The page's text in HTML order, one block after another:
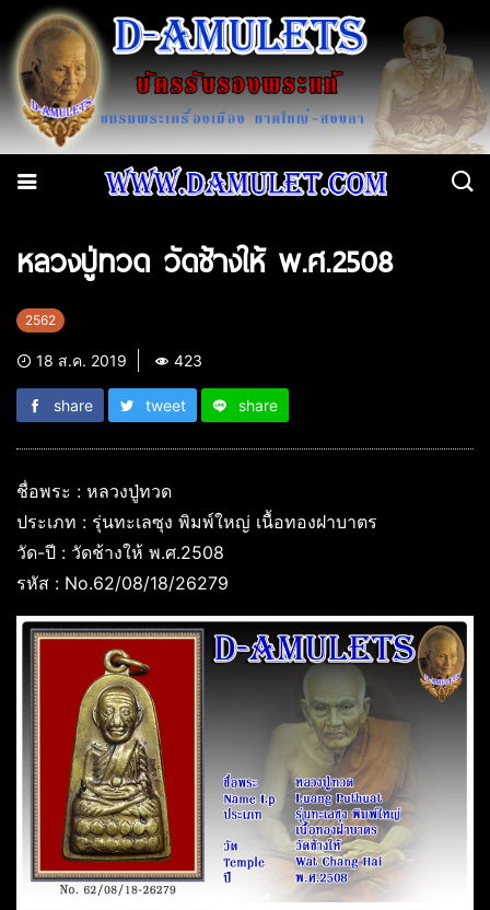
หลวงปู่ทวด วัดช้างให้ พ.ศ.2508
2562
18 ส.ค. 2019 423
share tweet share
ชื่อพระ : หลวงปู่ทวด
ประเภท : รุ่นทะเลซุง พิมพ์ใหญ่ เนื้อทองฝาบาตร
วัด-ปี : วัดช้างให้ พ.ศ.2508
รหัส : No.62/08/18/26279